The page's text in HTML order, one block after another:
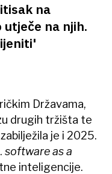
na
na njih.
Državama,
drugih tržišta te
je i 2025.
software as a
inteligencije.